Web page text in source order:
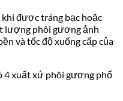
được tráng bạc hoặc
lượng phôi gương ảnh
và tốc độ xuống cấp của
4 xuất xứ phôi gương phổ